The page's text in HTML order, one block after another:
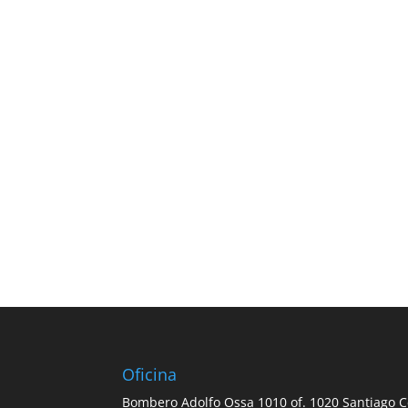
Oficina
Bombero Adolfo Ossa 1010 of. 1020 Santiago